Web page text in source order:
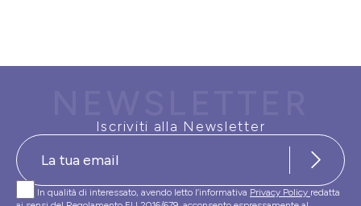
Iscriviti alla Newsletter
In qualità di interessato, avendo letto l’informativa Privacy Policy redatta